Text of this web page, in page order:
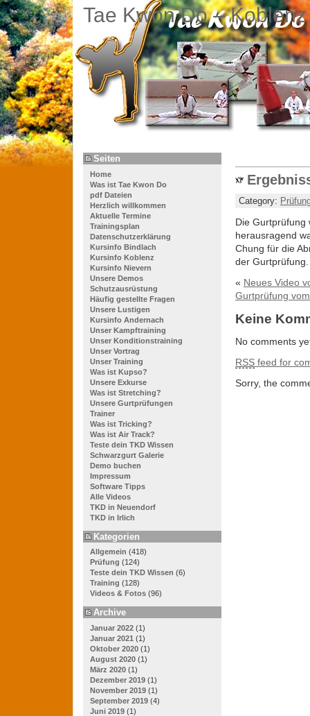
Tae Kwon Do –
Seiten
Home
Was ist Tae Kwon Do
pdf Dateien
Herzlich willkommen
Aktuelle Termine
Trainingsplan
Datenschutzerklärung
Kursinfo Bindlach
Kursinfo Koblenz
Kursinfo Nievern
Unsere Demos
Schutzausrüstung
Häufig gestellte Fragen
Unsere Lustigen
Kursinfo Andernach
Unser Kampftraining
Unser Konditionstraining
Unser Vortrag
Unser Training
Was ist Kupso?
Unsere Exkurse
Was ist Stretching?
Unsere Gurtprüfungen
Trainer
Was ist Tricking?
Was ist Air Track?
Teste dein TKD Wissen
Schwarzgurt Galerie
Demo buchen
Impressum
Software Tipps
Alle Videos
TKD in Neuendorf
TKD in Irlich
Kategorien
Allgemein (418)
Prüfung (124)
Teste dein TKD Wissen (6)
Training (128)
Videos & Fotos (96)
Archive
Januar 2022 (1)
Januar 2021 (1)
Oktober 2020 (1)
August 2020 (1)
März 2020 (1)
Dezember 2019 (1)
November 2019 (1)
September 2019 (4)
Juni 2019 (1)
Category:
Die Gurtprüfung
herausragend
Chung für die
der
« Neues Video
Gurtprüfung
Keine
No comments
RSS feed for
Sorry, the